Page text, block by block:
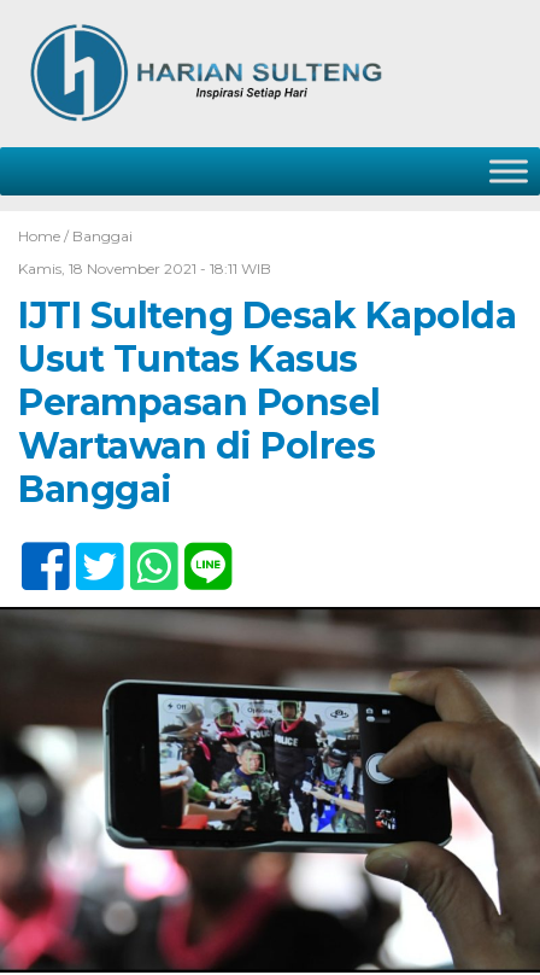
Home / Banggai
Kamis, 18 November 2021 - 18:11 WIB
IJTI Sulteng Desak Kapolda
Usut Tuntas Kasus
Perampasan Ponsel
Wartawan di Polres
Banggai